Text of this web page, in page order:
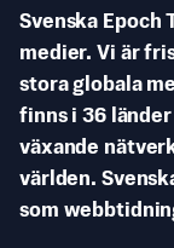
Svenska Epoch
medier. Vi är
stora globala
finns i 36
växande
världen.
som